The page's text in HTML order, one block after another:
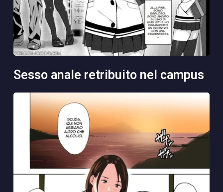
sesso anale retribuito nel campus